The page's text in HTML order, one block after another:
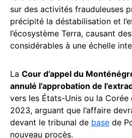
sur des activités frauduleuses
précipité la déstabilisation et
l’écosystème Terra, causant
considérables à une échelle
La Cour d’appel du
annulé l’approbation de
vers les États-Unis ou la Corée
2023, arguant que l’affaire
devant le tribunal de base de
nouveau procès.